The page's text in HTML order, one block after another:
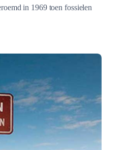
in 1969 toen fossielen